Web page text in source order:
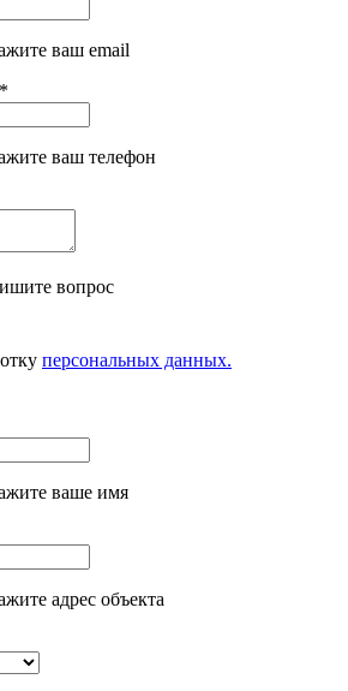
ваш email
ваш телефон
вопрос
персональных данных.
ваше имя
адрес объекта